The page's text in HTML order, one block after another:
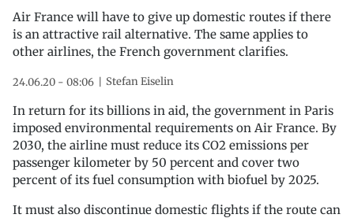
Air France will have to give up domestic routes if there
is an attractive rail alternative. The same applies to
other airlines, the French government clarifies.
24.06.20 - 08:06 Stefan Eiselin
In return for its billions in aid, the government in Paris
imposed environmental requirements on Air France. By
2030, the airline must reduce its CO2 emissions per
passenger kilometer by 50 percent and cover two
percent of its fuel consumption with biofuel by 2025.
It must also discontinue domestic flights if the route can